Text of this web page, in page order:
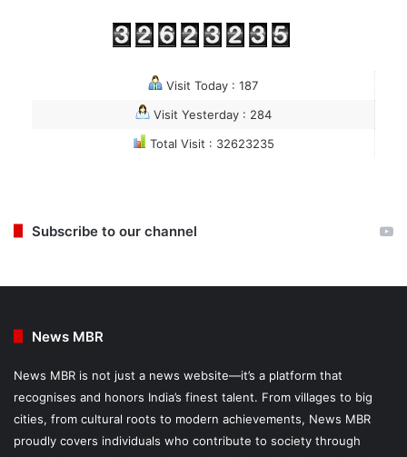
Visit Today : 187
Visit Yesterday : 284
Total Visit : 32623235
Subscribe to our channel
News MBR
News MBR is not just a news website—it’s a platform that
recognises and honors India’s finest talent. From villages to big
cities, from cultural roots to modern achievements, News MBR
proudly covers individuals who contribute to society through